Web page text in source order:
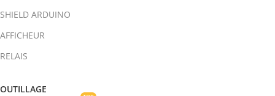
SHIELD ARDUINO
AFFICHEUR
RELAIS
OUTILLAGE